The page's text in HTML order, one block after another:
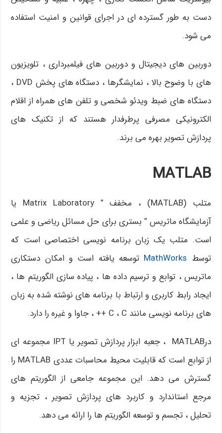
دست به طور گسترده ای در اجرای قوانین و امنیت استفاده
می شود.
دوربین های دیجیتال و دوربین های فیلمبرداری ، تلویزیون
های با وضوح بالا ، نمایشگرها ، دستگاه های پخش DVD ،
دستگاه های ضبط ویدئو شخصی و تلفن های همراه از اقلام
الکترونیکی مصرفی پرطرفدار هستند که از تکنیک های
پردازش تصویر بهره می برند.
MATLAB
متلب (MATLAB) ، مخفف ” Matrix Laboratory یا
آزمایشگاه ماتریس ” بستری برای حل مسائل ریاضی و علمی
است. متلب یک زبان برنامه نویسی اختصاصی است که
توسط MathWorks توسعه یافته است و امکان دستکاری
ماتریس ، توابع و ترسیم داده ها ، پیاده سازی الگوریتم ها ،
ایجاد رابط کاربری و ارتباط با برنامه های نوشته شده به زبان
های برنامه نویسی مانند C ، C ++ ، جاوا و غیره را دارد.
درMATLAB ، جعبه ابزار پردازش تصویر یا IPT مجموعه ای
از توابع است که قابلیت محیط محاسبات عددی MATLAB را
گسترش می دهد. این مجموعه جامعی از الگوریتم های
مرجع استاندارد و کاربرد های پردازش تصویر ، تجزیه و
تحلیل ، تجسم و توسعه الگوریتم ها را ارائه می دهد.